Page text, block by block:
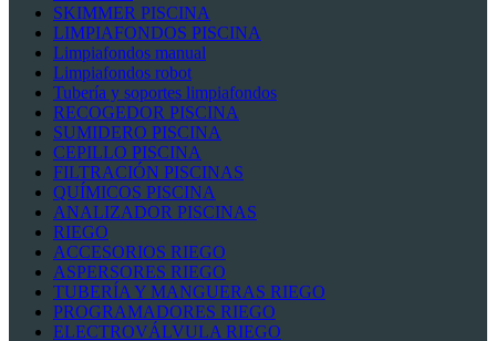
SKIMMER PISCINA
LIMPIAFONDOS PISCINA
Limpiafondos manual
Limpiafondos robot
Tubería y soportes limpiafondos
RECOGEDOR PISCINA
SUMIDERO PISCINA
CEPILLO PISCINA
FILTRACIÓN PISCINAS
QUÍMICOS PISCINA
ANALIZADOR PISCINAS
RIEGO
ACCESORIOS RIEGO
ASPERSORES RIEGO
TUBERÍA Y MANGUERAS RIEGO
PROGRAMADORES RIEGO
ELECTROVÁLVULA RIEGO